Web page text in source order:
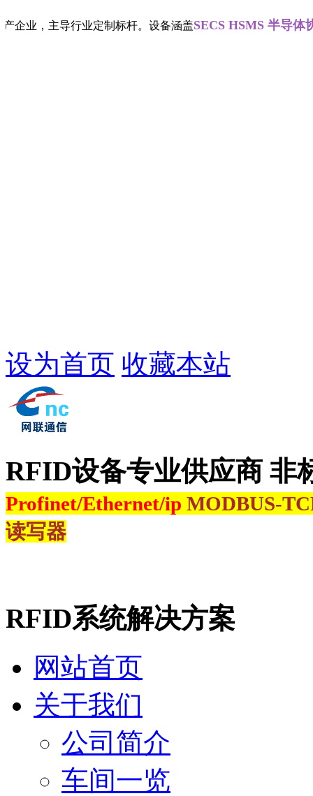
主导行业定制标杆。设备涵盖SECS HSMS 半导体协议读
设为首页 收藏本站
RFID设备专业供应商 非
Profinet/Ethernet/ip MODBUS-
读写器
RFID系统解决方案
网站首页
关于我们
公司简介
车间一览